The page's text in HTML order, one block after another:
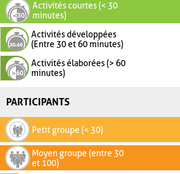
Activités courtes (< 30
minutes)
Activités développées
(Entre 30 et 60 minutes)
Activités élaborées (> 60
minutes)
PARTICIPANTS
Petit groupe (< 30)
Moyen groupe (entre 30
et 100)